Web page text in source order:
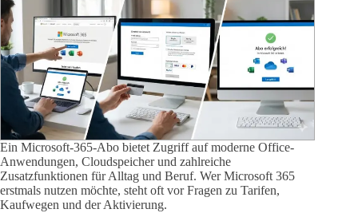
Ein Microsoft-365-Abo bietet Zugriff auf moderne Office-
Anwendungen, Cloudspeicher und zahlreiche
Zusatzfunktionen für Alltag und Beruf. Wer Microsoft 365
erstmals nutzen möchte, steht oft vor Fragen zu Tarifen,
Kaufwegen und der Aktivierung.